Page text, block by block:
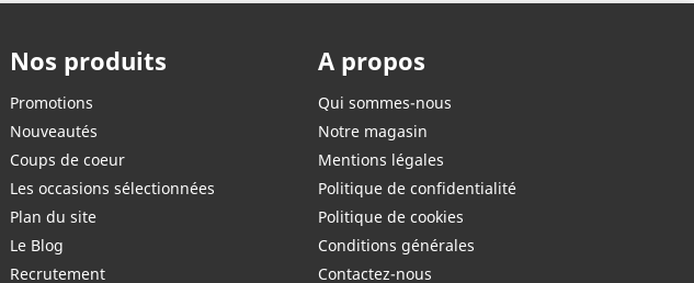
Nos produits
Promotions
Nouveautés
Coups de coeur
Les occasions sélectionnées
Plan du site
Le Blog
Recrutement
A propos
Qui sommes-nous
Notre magasin
Mentions légales
Politique de confidentialité
Politique de cookies
Conditions générales
Contactez-nous